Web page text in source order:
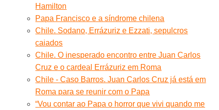
Hamilton
Papa Francisco e a síndrome chilena
Chile. Sodano, Errázuriz e Ezzati, sepulcros
caiados
Chile. O inesperado encontro entre Juan Carlos
Cruz e o cardeal Errázuriz em Roma
Chile - Caso Barros. Juan Carlos Cruz já está em
Roma para se reunir com o Papa
“Vou contar ao Papa o horror que vivi quando me